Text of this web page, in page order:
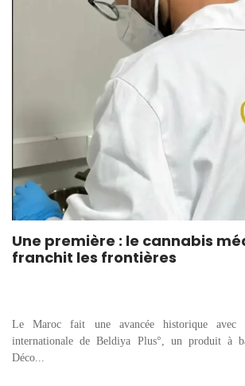
Une première : le cannabis
franchit les frontières
Le Maroc fait une avancée historique avec
internationale de Beldiya Plus°, un produit à
Déco...